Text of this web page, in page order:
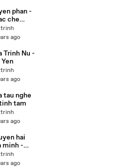
phan -
che
ago
Trinh Nu -
Yen
ago
tau nghe
tam
ago
hai
minh -
hong
ago